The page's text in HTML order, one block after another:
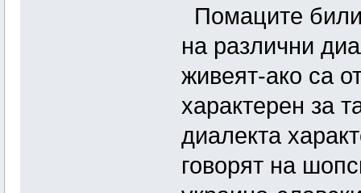
Помаците
на различни
живеят-ако са
характерен за
диалекта
говорят на